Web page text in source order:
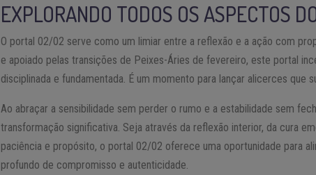
EXPLORANDO TODOS OS ASPECTOS
O portal 02/02 serve como um limiar entre a reflexão e a ação com
e apoiado pelas transições de Peixes-Áries de fevereiro, este portal
disciplinada e fundamentada. É um momento para lançar alicerces
Ao abraçar a sensibilidade sem perder o rumo e a estabilidade sem
transformação significativa. Seja através da reflexão interior, da cura
paciência e propósito, o portal 02/02 oferece uma oportunidade para
profundo de compromisso e autenticidade.